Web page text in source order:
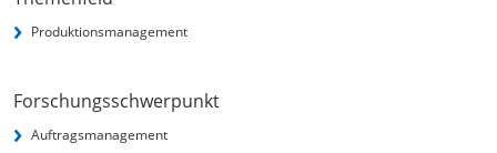
Produktionsmanagement
Forschungsschwerpunkt
Auftragsmanagement